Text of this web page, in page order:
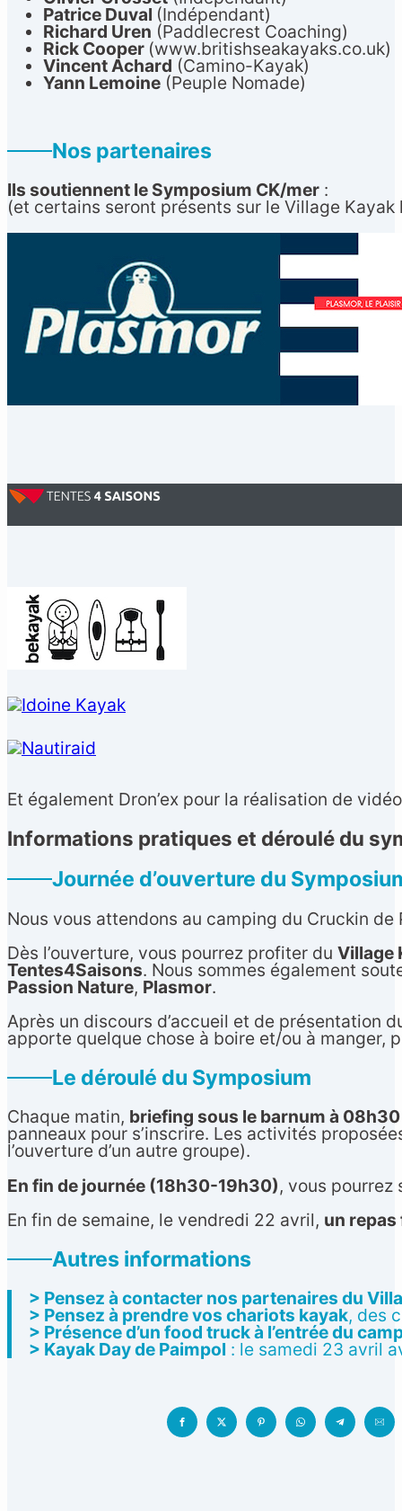
Patrice Duval (Indépendant)
Richard Uren (Paddlecrest Coaching)
Rick Cooper (www.britishseakayaks.co.uk)
Vincent Achard (Camino-Kayak)
Yann Lemoine (Peuple Nomade)
Nos partenaires
Ils soutiennent le Symposium CK/mer :
(et certains seront présents sur le Village
Et également Dron’ex pour la réalisation de
Informations pratiques et déroulé du
Journée d’ouverture du
Nous vous attendons au camping du Cruckin
Dès l’ouverture, vous pourrez profiter du Village
Tentes4Saisons. Nous sommes également
Passion Nature, Plasmor.
Après un discours d’accueil et de présentation
apporte quelque chose à boire et/ou à
Le déroulé du Symposium
Chaque matin, briefing sous le barnum à 08h30
panneaux pour s’inscrire. Les activités
l’ouverture d’un autre groupe).
En fin de journée (18h30-19h30), vous pourrez
En fin de semaine, le vendredi 22 avril, un
Autres informations
> Pensez à contacter nos partenaires du
> Pensez à prendre vos chariots kayak, des
> Présence d’un food truck à l’entrée du
> Kayak Day de Paimpol : le samedi 23 avril